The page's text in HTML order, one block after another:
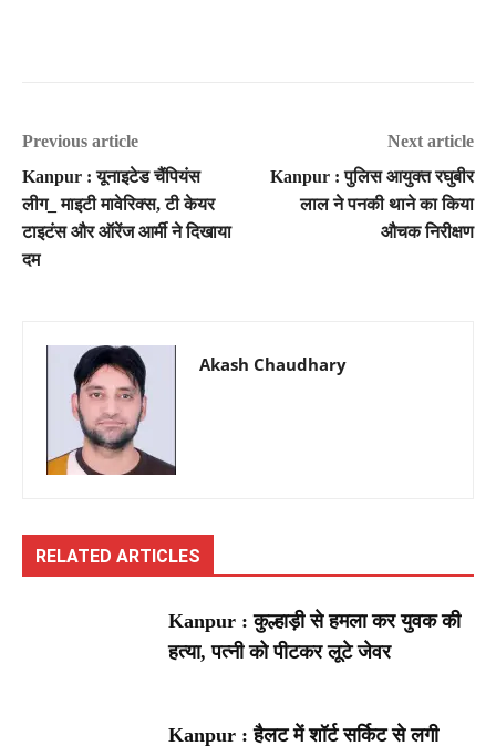
Previous article
Kanpur : यूनाइटेड चैंपियंस
लीग_ माइटी मावेरिक्स, टी केयर
टाइटंस और ऑरेंज आर्मी ने दिखाया
दम
Next article
Kanpur : पुलिस आयुक्त रघुबीर
लाल ने पनकी थाने का किया
औचक निरीक्षण
Akash Chaudhary
RELATED ARTICLES
Kanpur : कुल्हाड़ी से हमला कर युवक की
हत्या, पत्नी को पीटकर लूटे जेवर
Kanpur : हैलट में शॉर्ट सर्किट से लगी